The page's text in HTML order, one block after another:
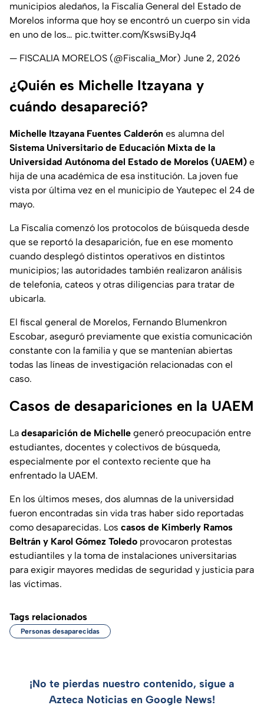
municipios aledaños, la Fiscalía General del Estado de
Morelos informa que hoy se encontró un cuerpo sin vida
en uno de los… pic.twitter.com/KswsiByJq4
— FISCALIA MORELOS (@Fiscalia_Mor) June 2, 2026
¿Quién es Michelle Itzayana y
cuándo desapareció?
Michelle Itzayana Fuentes Calderón es alumna del
Sistema Universitario de Educación Mixta de la
Universidad Autónoma del Estado de Morelos (UAEM) e
hija de una académica de esa institución. La joven fue
vista por última vez en el municipio de Yautepec el 24 de
mayo.
La Físcalía comenzó los protocolos de búisqueda desde
que se reportó la desaparición, fue en ese momento
cuando desplegó distintos operativos en distintos
municipios; las autoridades también realizaron análisis
de telefonía, cateos y otras diligencias para tratar de
ubicarla.
El fiscal general de Morelos, Fernando Blumenkron
Escobar, aseguró previamente que existía comunicación
constante con la familia y que se mantenían abiertas
todas las líneas de investigación relacionadas con el
caso.
Casos de desapariciones en la UAEM
La desaparición de Michelle generó preocupación entre
estudiantes, docentes y colectivos de búsqueda,
especialmente por el contexto reciente que ha
enfrentado la UAEM.
En los últimos meses, dos alumnas de la universidad
fueron encontradas sin vida tras haber sido reportadas
como desaparecidas. Los casos de Kimberly Ramos
Beltrán y Karol Gómez Toledo provocaron protestas
estudiantiles y la toma de instalaciones universitarias
para exigir mayores medidas de seguridad y justicia para
las víctimas.
Tags relacionados
Personas desaparecidas
¡No te pierdas nuestro contenido, sigue a
Azteca Noticias en Google News!